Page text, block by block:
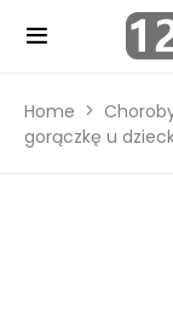
Home
gorączkę u